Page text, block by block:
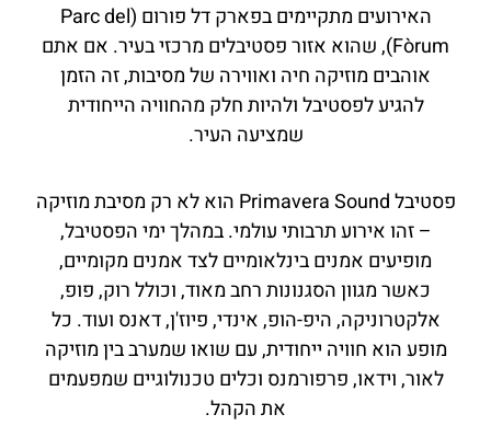
האירועים מתקיימים בפארק דל פורום (Parc del
Fòrum), שהוא אזור פסטיבלים מרכזי בעיר. אם אתם
אוהבים מוזיקה חיה ואווירה של מסיבות, זה הזמן
להגיע לפסטיבל ולהיות חלק מהחוויה הייחודית
שמציעה העיר.
פסטיבל Primavera Sound הוא לא רק מסיבת מוזיקה
– זהו אירוע תרבותי עולמי. במהלך ימי הפסטיבל,
מופיעים אמנים בינלאומיים לצד אמנים מקומיים,
כאשר מגוון הסגנונות רחב מאוד, וכולל רוק, פופ,
אלקטרוניקה, היפ-הופ, אינדי, פיוז'ן, דאנס ועוד. כל
מופע הוא חוויה ייחודית, עם שואו שמערב בין מוזיקה
לאור, וידאו, פרפורמנס וכלים טכנולוגיים שמפעמים
את הקהל.